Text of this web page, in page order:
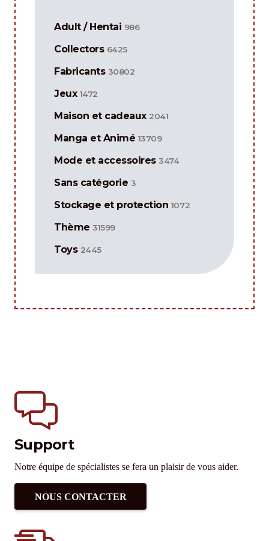
Adult / Hentai 986
Collectors 6425
Fabricants 30802
Jeux 1472
Maison et cadeaux 2041
Manga et Animé 13709
Mode et accessoires 3474
Sans catégorie 3
Stockage et protection 1072
Thème 31599
Toys 2445
Support
Notre équipe de spécialistes se fera un plaisir de vous aider.
NOUS CONTACTER